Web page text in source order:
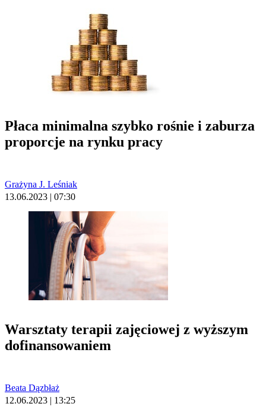
Płaca minimalna szybko rośnie i zaburza
proporcje na rynku pracy
Grażyna J. Leśniak
13.06.2023 | 07:30
Warsztaty terapii zajęciowej z wyższym
dofinansowaniem
Beata Dązbłaż
12.06.2023 | 13:25